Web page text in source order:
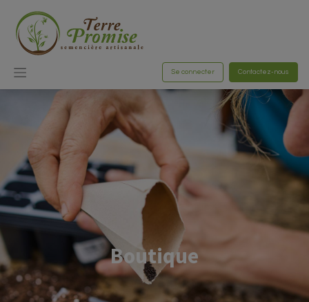
Se connecter Contactez-nous
Boutique